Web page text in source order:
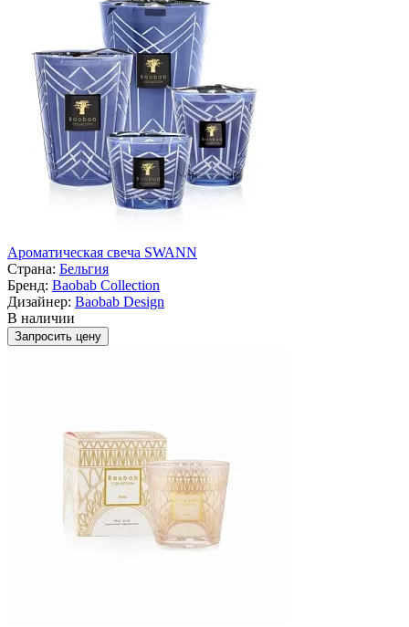
Ароматическая свеча SWANN
Страна: Бельгия
Бренд: Baobab Collection
Дизайнер: Baobab Design
В наличии
Запросить цену